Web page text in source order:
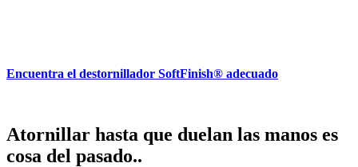
Encuentra el destornillador SoftFinish® adecuado
Atornillar hasta que duelan las manos es
cosa del pasado..